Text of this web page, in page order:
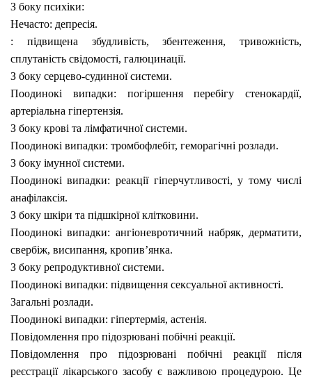
З боку психіки:
Нечасто: депресія.
: підвищена збудливість, збентеження, тривожність,
сплутаність свідомості, галюцинації.
З боку серцево-судинної системи.
Поодинокі випадки: погіршення перебігу стенокардії,
артеріальна гіпертензія.
З боку крові та лімфатичної системи.
Поодинокі випадки: тромбофлебіт, геморагічні розлади.
З боку імунної системи.
Поодинокі випадки: реакції гіперчутливості, у тому числі
анафілаксія.
З боку шкіри та підшкірної клітковини.
Поодинокі випадки: ангіоневротичний набряк, дерматити,
свербіж, висипання, кропив’янка.
З боку репродуктивної системи.
Поодинокі випадки: підвищення сексуальної активності.
Загальні розлади.
Поодинокі випадки: гіпертермія, астенія.
Повідомлення про підозрювані побічні реакції.
Повідомлення про підозрювані побічні реакції після
реєстрації лікарського засобу є важливою процедурою. Це